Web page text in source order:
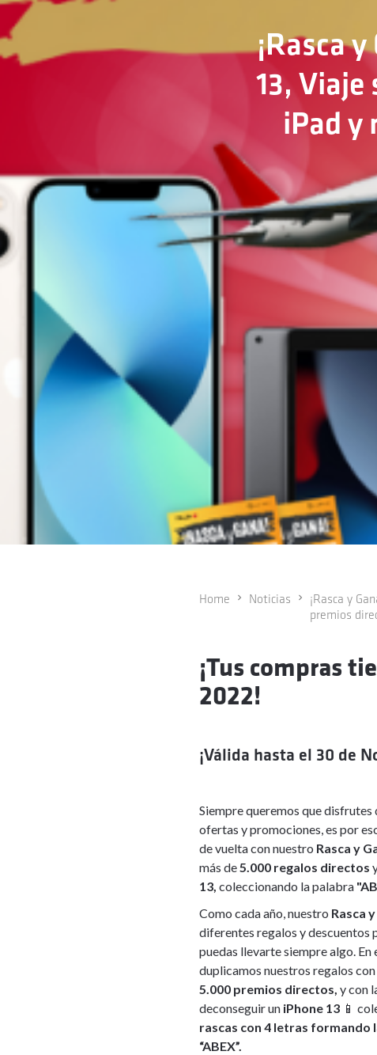
¡Rasca
13, Viaje
iPad y
Home Noticias
¡Rasca y
premios
¡Tus compras
2022!
¡Válida hasta el 30 de
Siempre queremos que disfrutes
ofertas y promociones, es por
de vuelta con nuestro Rasca y
más de5.000 regalos directos
13, coleccionando la palabra
Como cada año, nuestro Rasca
diferentes regalos y descuentos
puedas llevarte siempre algo. En
duplicamos nuestros regalos con
5.000 premios directos, y con
deconseguir un iPhone 13 📱
rascas con 4 letras formando
“ABEX”.